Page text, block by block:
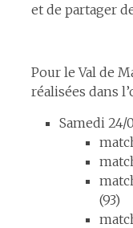
et de partager
Pour le Val de
réalisées dans
Samedi 24/
(93)